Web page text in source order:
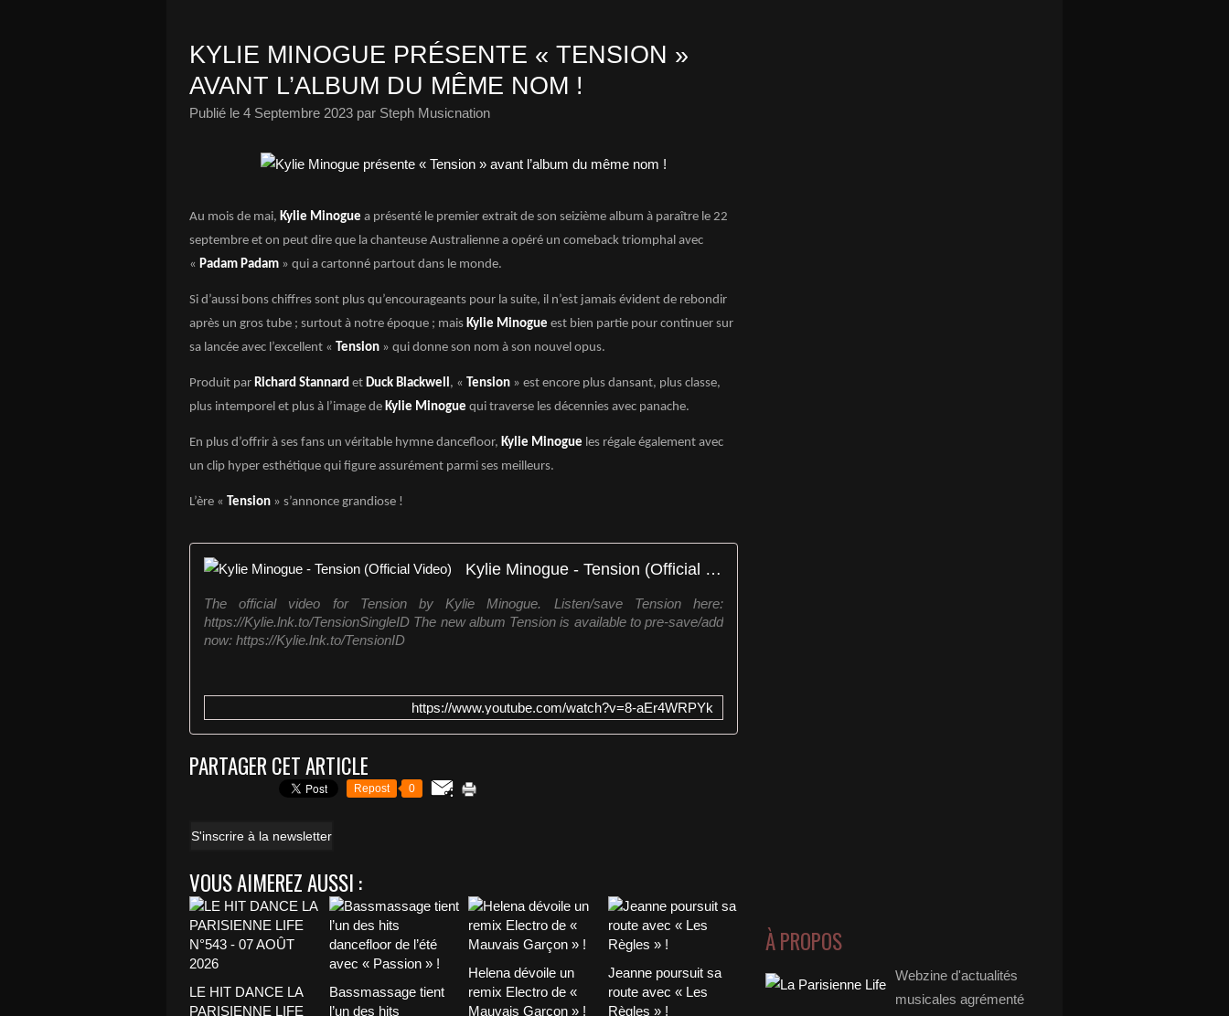
KYLIE MINOGUE PRÉSENTE « TENSION »
AVANT L’ALBUM DU MÊME NOM !
Publié le 4 Septembre 2023 par Steph Musicnation
Au mois de mai, Kylie Minogue a présenté le premier extrait de son seizième album à paraître le 22
septembre et on peut dire que la chanteuse Australienne a opéré un comeback triomphal avec
« Padam Padam » qui a cartonné partout dans le monde.
Si d’aussi bons chiffres sont plus qu’encourageants pour la suite, il n’est jamais évident de rebondir
après un gros tube ; surtout à notre époque ; mais Kylie Minogue est bien partie pour continuer sur
sa lancée avec l’excellent « Tension » qui donne son nom à son nouvel opus.
Produit par Richard Stannard et Duck Blackwell, « Tension » est encore plus dansant, plus classe,
plus intemporel et plus à l’image de Kylie Minogue qui traverse les décennies avec panache.
En plus d’offrir à ses fans un véritable hymne dancefloor, Kylie Minogue les régale également avec
un clip hyper esthétique qui figure assurément parmi ses meilleurs.
L’ère « Tension » s’annonce grandiose !
Kylie Minogue - Tension (Official Video)
The official video for Tension by Kylie Minogue. Listen/save Tension here:
https://Kylie.lnk.to/TensionSingleID The new album Tension is available to pre-save/add
now: https://Kylie.lnk.to/TensionID
https://www.youtube.com/watch?v=8-aEr4WRPYk
PARTAGER CET ARTICLE
Repost 0
S'inscrire à la newsletter
VOUS AIMEREZ AUSSI :
LE HIT DANCE LA
PARISIENNE LIFE
Bassmassage tient
l’un des hits
Helena dévoile un
remix Electro de «
Mauvais Garçon » !
Jeanne poursuit sa
route avec « Les
Règles » !
À PROPOS
Webzine d'actualités
musicales agrémenté